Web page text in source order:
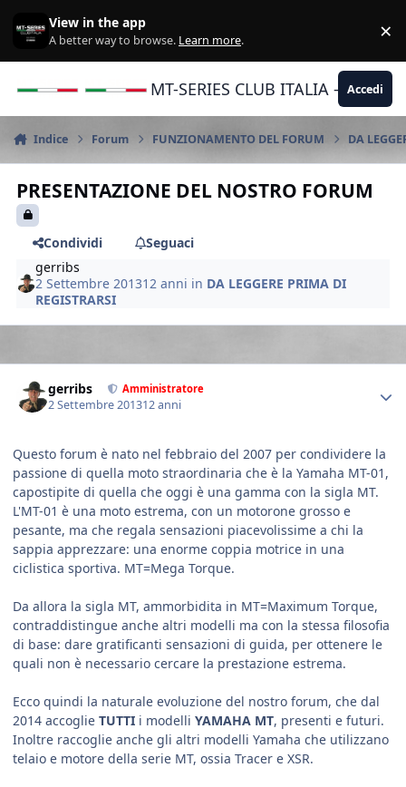
View in the app
A better way to browse. Learn more. ×
MT-SERIES CLUB ITALIA -Accedi
Indice Forum FUNZIONAMENTO DEL FORUM DA
PRESENTAZIONE DEL NOSTRO FORUM
Condividi
Seguaci
gerribs
2 Settembre 201312 anni in DA LEGGERE PRIMA DI
REGISTRARSI
gerribs Amministratore
2 Settembre 201312 anni
Questo forum è nato nel febbraio del 2007 per condividere la
passione di quella moto straordinaria che è la Yamaha MT-01,
capostipite di quella che oggi è una gamma con la sigla MT.
L'MT-01 è una moto estrema, con un motorone grosso e
pesante, ma che regala sensazioni piacevolissime a chi la
sappia apprezzare: una enorme coppia motrice in una
ciclistica sportiva. MT=Mega Torque.
Da allora la sigla MT, ammorbidita in MT=Maximum Torque,
contraddistingue anche altri modelli ma con la stessa filosofia
di base: dare gratificanti sensazioni di guida, per ottenere le
quali non è necessario cercare la prestazione estrema.
Ecco quindi la naturale evoluzione del nostro forum, che dal
2014 accoglie TUTTI i modelli YAMAHA MT, presenti e futuri.
Inoltre raccoglie anche gli altri modelli Yamaha che utilizzano
telaio e motore della serie MT, ossia Tracer e XSR.